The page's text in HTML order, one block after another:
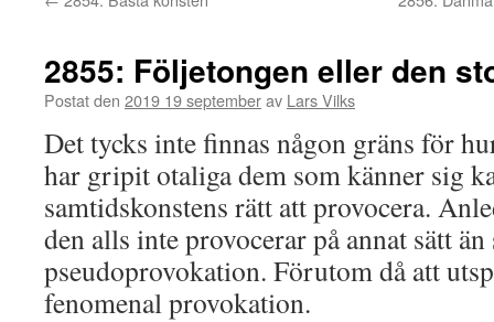
2855: Följetongen eller den
Postat den 2019 19 septemberav Lars Vilks
Det tycks inte finnas någon gräns för
har gripit otaliga dem som känner sig
samtidskonstens rätt att provocera.
den alls inte provocerar på annat sätt
pseudoprovokation. Förutom då att
fenomenal provokation.